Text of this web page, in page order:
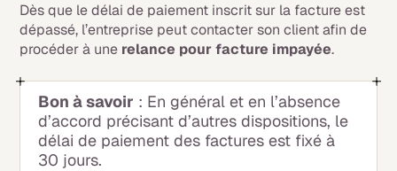
Dès que le délai de paiement inscrit sur la facture est
dépassé, l’entreprise peut contacter son client afin de
procéder à une relance pour facture impayée.
Bon à savoir : En général et en l’absence
d’accord précisant d’autres dispositions, le
délai de paiement des factures est fixé à
30 jours.